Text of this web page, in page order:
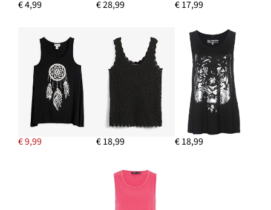
€ 4,99 € 28,99 € 17,99
€ 9,99 € 18,99 € 18,99